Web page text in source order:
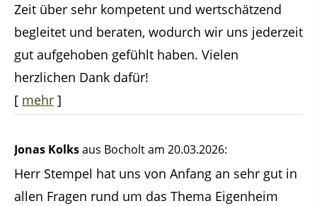
Zeit über sehr kompetent und wertschätzend
begleitet und beraten, wodurch wir uns jederzeit
gut aufgehoben gefühlt haben. Vielen
herzlichen Dank dafür!
[ mehr ]
Jonas Kolksaus Bocholtam 20.03.2026:
Herr Stempel hat uns von Anfang an sehr gut in
allen Fragen rund um das Thema Eigenheim